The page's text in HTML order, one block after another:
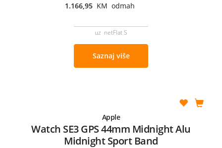
1.166,95 KM odmah
uz netFlat S
Saznaj više
Apple
Watch SE3 GPS 44mm Midnight Alu
Midnight Sport Band